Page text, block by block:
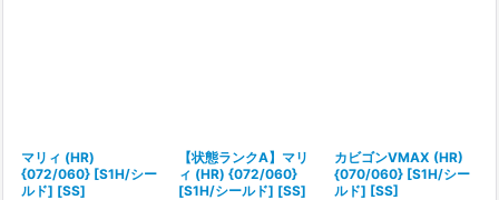
マリィ (HR)
{072/060} [S1H/シー
ルド] [SS]
【状態ランクA】マリ
ィ (HR) {072/060}
[S1H/シールド] [SS]
カビゴンVMAX (HR)
{070/060} [S1H/シー
ルド] [SS]